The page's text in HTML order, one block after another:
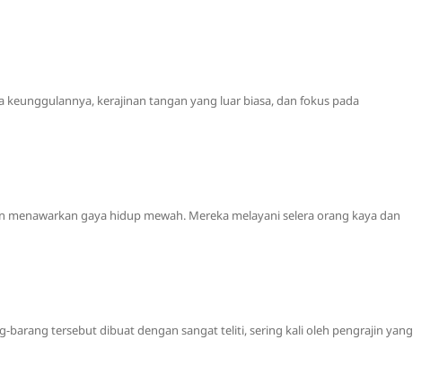
kerajinan tangan yang luar biasa, dan fokus pada
gaya hidup mewah. Mereka melayani selera orang kaya dan
tersebut dibuat dengan sangat teliti, sering kali oleh pengrajin yang